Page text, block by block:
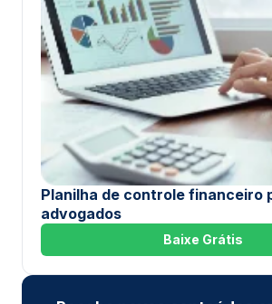
Planilha de controle financeiro
advogados
Baixe Grátis